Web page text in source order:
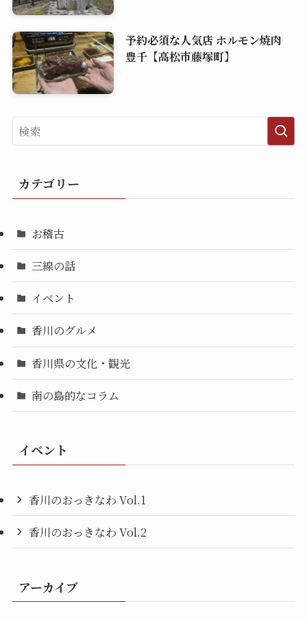
予約必須な人気店 ホルモン焼肉
豊千【高松市藤塚町】
カテゴリー
お稽古
三線の話
イベント
香川のグルメ
香川県の文化・観光
南の島的なコラム
イベント
香川のおっきなわ Vol.1
香川のおっきなわ Vol.2
アーカイブ